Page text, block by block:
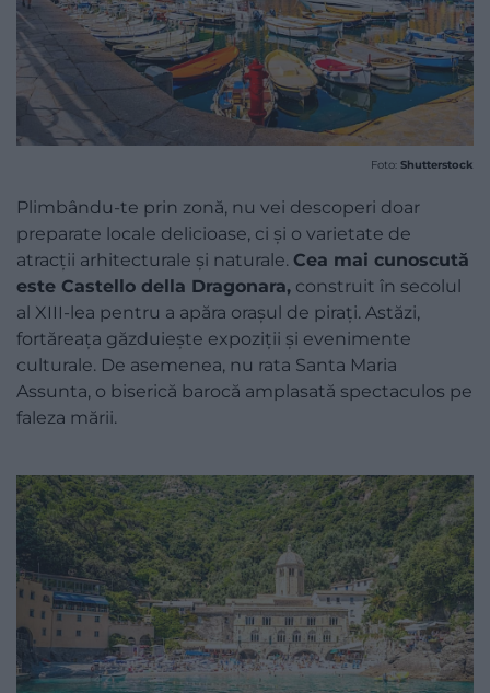
Foto: Shutterstock
Plimbându-te prin zonă, nu vei descoperi doar
preparate locale delicioase, ci și o varietate de
atracții arhitecturale și naturale. Cea mai cunoscută
este Castello della Dragonara, construit în secolul
al XIII-lea pentru a apăra orașul de pirați. Astăzi,
fortăreața găzduiește expoziții și evenimente
culturale. De asemenea, nu rata Santa Maria
Assunta, o biserică barocă amplasată spectaculos pe
faleza mării.